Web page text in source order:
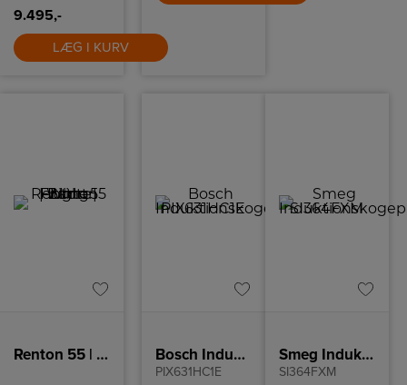
9.495,-
LÆG I KURV
Renton 55 | Batten Light Fitting | White Bosch Induktionskogeplade
PIX631HC1E
Smeg Induktionskogeplade
SI364FXM